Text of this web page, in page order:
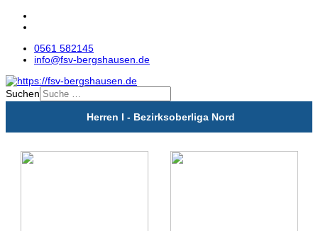
0561 582145
info@fsv-bergshausen.de
Suchen
Herren I - Bezirksoberliga Nord